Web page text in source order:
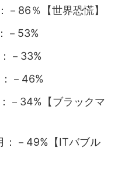
86％【世界恐慌】
－53%
－33%
－46%
－34%【ブラックマ
：－49%【ITバブル